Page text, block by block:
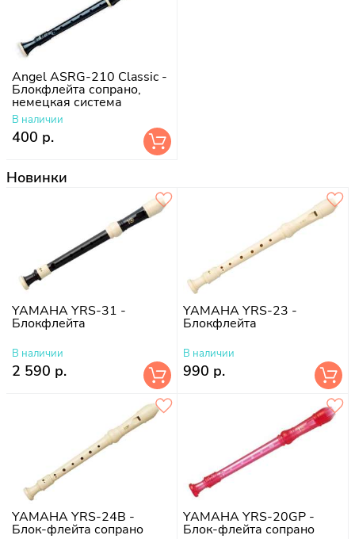
Angel ASRG-210 Classic -
Блокфлейта сопрано,
немецкая система
В наличии
400 р.
Новинки
YAMAHA YRS-31 -
Блокфлейта
В наличии
2 590 р.
YAMAHA YRS-23 -
Блокфлейта
В наличии
990 р.
YAMAHA YRS-24B -
Блок-флейта сопрано
YAMAHA YRS-20GP -
Блок-флейта сопрано